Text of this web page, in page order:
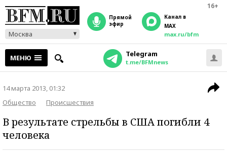
16+
Москва
прямой
эфир
Канал в
MAX
max.ru/bfm
МЕНЮ Telegram
t.me/BFMnews
14 марта 2013, 01:32
Общество
Происшествия
В результате стрельбы в США погибли 4
человека